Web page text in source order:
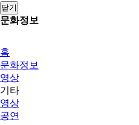
닫기
문화정보
홈
문화정보
영상
기타
영상
공연